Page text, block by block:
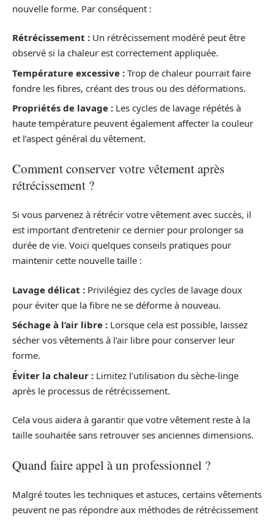
nouvelle forme. Par conséquent :
Rétrécissement : Un rétrécissement modéré peut être
observé si la chaleur est correctement appliquée.
Température excessive : Trop de chaleur pourrait faire
fondre les fibres, créant des trous ou des déformations.
Propriétés de lavage : Les cycles de lavage répétés à
haute température peuvent également affecter la couleur
et l’aspect général du vêtement.
Comment conserver votre vêtement après
rétrécissement ?
Si vous parvenez à rétrécir votre vêtement avec succès, il
est important d’entretenir ce dernier pour prolonger sa
durée de vie. Voici quelques conseils pratiques pour
maintenir cette nouvelle taille :
Lavage délicat : Privilégiez des cycles de lavage doux
pour éviter que la fibre ne se déforme à nouveau.
Séchage à l’air libre : Lorsque cela est possible, laissez
sécher vos vêtements à l’air libre pour conserver leur
forme.
Éviter la chaleur : Limitez l’utilisation du sèche-linge
après le processus de rétrécissement.
Cela vous aidera à garantir que votre vêtement reste à la
taille souhaitée sans retrouver ses anciennes dimensions.
Quand faire appel à un professionnel ?
Malgré toutes les techniques et astuces, certains vêtements
peuvent ne pas répondre aux méthodes de rétrécissement